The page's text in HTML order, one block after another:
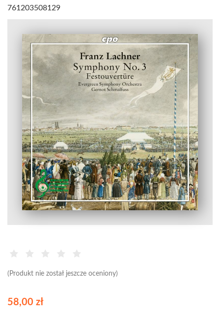
(Produkt nie został jeszcze oceniony)
761203508129
58,00 zł